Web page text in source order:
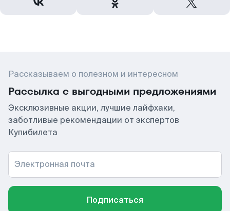
Рассказываем о полезном и интересном
Рассылка с выгодными предложениями
Эксклюзивные акции, лучшие лайфхаки,
заботливые рекомендации от экспертов
Купибилета
Электронная почта
Подписаться